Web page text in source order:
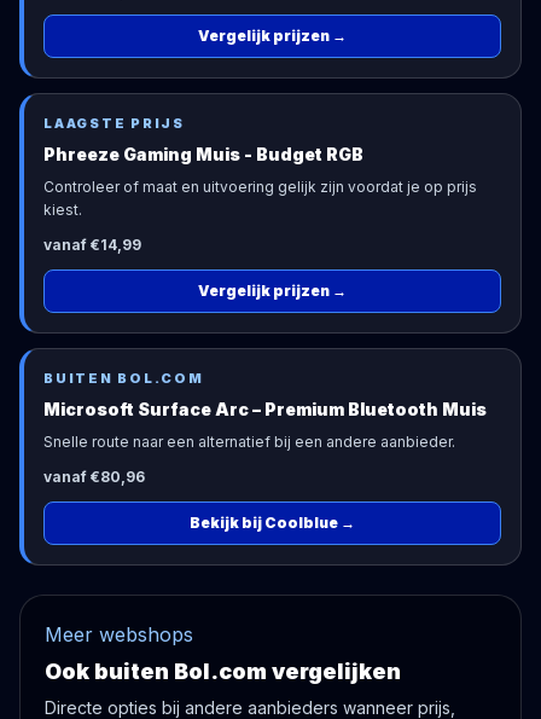
Vergelijk prijzen →
LAAGSTE PRIJS
Phreeze Gaming Muis - Budget RGB
Controleer of maat en uitvoering gelijk zijn voordat je op prijs
kiest.
vanaf €14,99
Vergelijk prijzen →
BUITEN BOL.COM
Microsoft Surface Arc – Premium Bluetooth Muis
Snelle route naar een alternatief bij een andere aanbieder.
vanaf €80,96
Bekijk bij Coolblue →
Meer webshops
Ook buiten Bol.com vergelijken
Directe opties bij andere aanbieders wanneer prijs,